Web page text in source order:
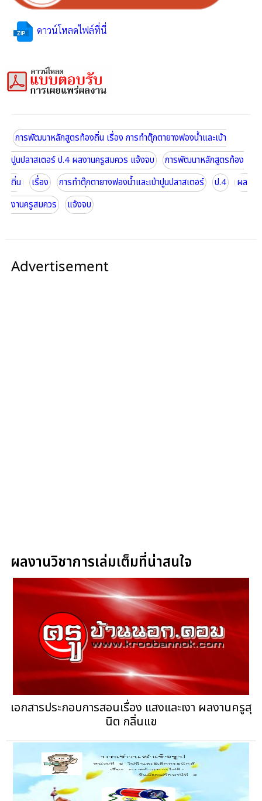
ดาวน์โหลดไฟล์ที่นี่
การพัฒนาหลักสูตรท้องถิ่น เรื่อง การทำตุ๊กตายางฟองน้ำและเบ้า
ปูนปลาสเตอร์ ป.4 ผลงานครูสมควร แจ้งจบ
การพัฒนาหลักสูตรท้อง
ถิ่น
เรื่อง การทำตุ๊กตายางฟองน้ำและเบ้าปูนปลาสเตอร์ ป.4
ผล
งานครูสมควร
แจ้งจบ
Advertisement
ผลงานวิชาการเล่มเต็มที่น่าสนใจ
เอกสารประกอบการสอนเรื่อง แสงและเงา ผลงานครูสุ
นิต กลิ่นแข